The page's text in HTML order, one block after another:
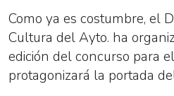
Como ya es costumbre, el
Cultura del Ayto. ha
edición del concurso para
protagonizará la portada